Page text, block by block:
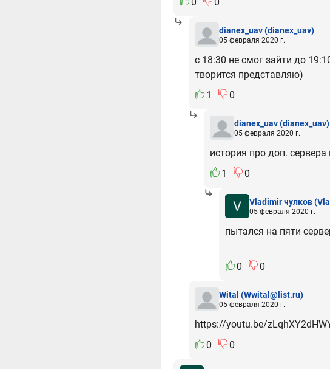
dianex_uav(dianex_uav)
05 февраля 2020 г.
с 18:30 не смог зайти до
творится представляю)
1
0
dianex_uav(dianex_uav)
05 февраля 2020 г.
история про доп. сервера
1
0
Vladimir чулков
05 февраля 2020 г.
пытался на пяти
0 0
Wital (Wwital@list.ru)
05 февраля 2020 г.
https://youtu.be/
0
0